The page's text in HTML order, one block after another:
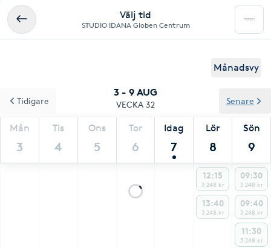
Välj tid
STUDIO IDANA Globen Centrum
Månadsvy
3 - 9 AUG
VECKA 32
Mån
3
Tis
4
Ons
5
Tor
6
Idag
7
Lör
8
Sön
9
Tidigare Senare
12:15
3 248 kr
13:40
3 248 kr
09:30
3 248 kr
09:40
3 248 kr
11:30
3 248 kr